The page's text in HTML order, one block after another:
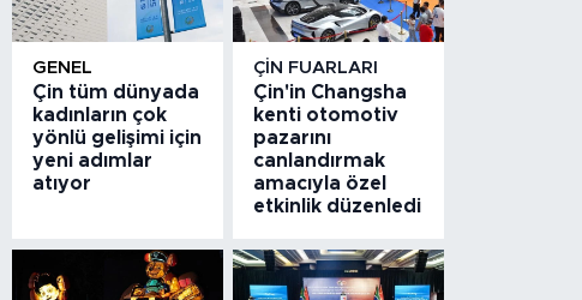
GENEL
Çin tüm dünyada
kadınların çok
yönlü gelişimi için
yeni adımlar
atıyor
ÇIN FUARLARI
Çin'in Changsha
kenti otomotiv
pazarını
canlandırmak
amacıyla özel
etkinlik düzenledi